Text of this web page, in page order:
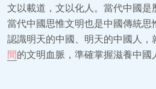
文以載道，文以化人。當代中國是
當代中國思惟文明也是中國傳統
認識明天的中國、明天的中國人，
間的文明血脈，準確掌握滋養中國